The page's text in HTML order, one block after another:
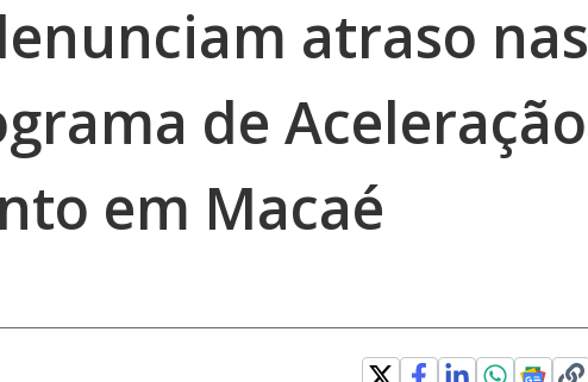
atraso nas
de Aceleração
em Macaé